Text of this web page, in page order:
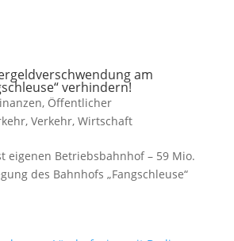
am
verhindern!
, Öffentlicher
, Verkehr, Wirtschaft
eigenen Betriebsbahnhof – 59 Mio.
des Bahnhofs „Fangschleuse“